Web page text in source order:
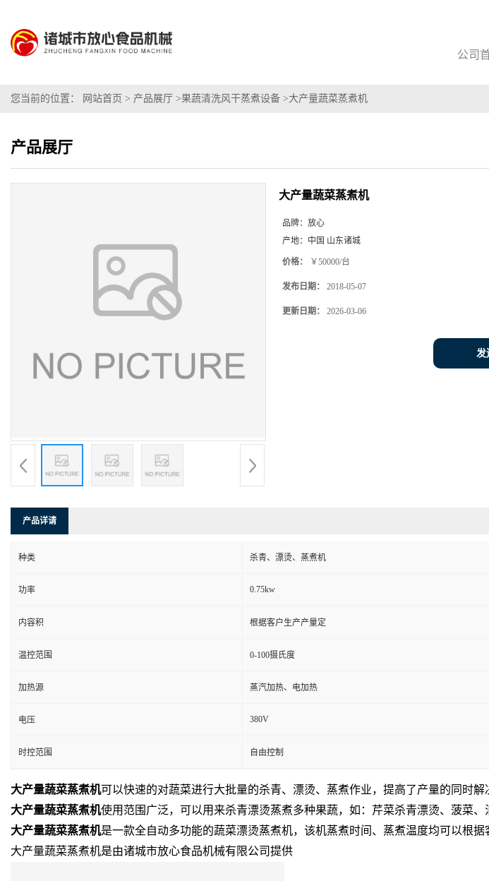
公司
您当前的位置： 网站首页 > 产品展厅 >果蔬清洗风干蒸煮设备 >大产量蔬菜蒸煮机
产品展厅
大产量蔬菜蒸煮机
品牌： 放心
产地： 中国 山东诸城
价格： ￥50000/台
发布日期： 2018-05-07
更新日期： 2026-03-06
发
产品详请
种类 杀青、漂烫、蒸煮机
功率 0.75kw
内容积 根据客户生产产量定
温控范围 0-100摄氏度
加热源 蒸汽加热、电加热
电压 380V
时控范围 自由控制
大产量蔬菜蒸煮机可以快速的对蔬菜进行大批量的杀青、漂烫、蒸煮作业，提高了产量的同时解
大产量蔬菜蒸煮机使用范围广泛，可以用来杀青漂烫蒸煮多种果蔬，如：芹菜杀青漂烫、菠菜
大产量蔬菜蒸煮机是一款全自动多功能的蔬菜漂烫蒸煮机，该机蒸煮时间、蒸煮温度均可以根据
大产量蔬菜蒸煮机是由诸城市放心食品机械有限公司提供